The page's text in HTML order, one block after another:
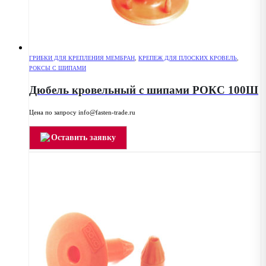
ГРИБКИ ДЛЯ КРЕПЛЕНИЯ МЕМБРАН КРЕПЕЖ ДЛЯ ПЛОСКИХ КРОВЕЛЬ
РОКСЫ С ШИПАМИ
Дюбель кровельный с шипами РОКС 100Ш
Цена по запросу info@fasten-trade.ru
Оставить заявку